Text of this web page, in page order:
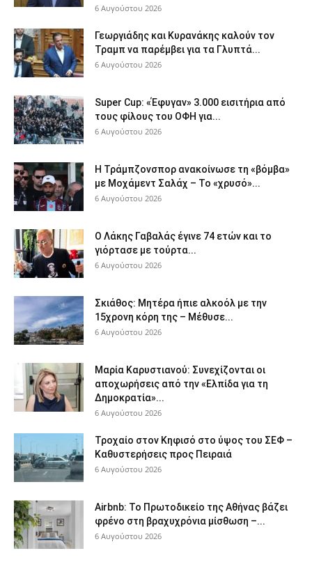
6 Αυγούστου 2026
Γεωργιάδης και Κυρανάκης καλούν τον
Τραμπ να παρέμβει για τα Γλυπτά...
6 Αυγούστου 2026
Super Cup: «Έφυγαν» 3.000 εισιτήρια από
τους φίλους του ΟΦΗ για...
6 Αυγούστου 2026
Η Τράμπζονσπορ ανακοίνωσε τη «βόμβα»
με Μοχάμεντ Σαλάχ – Το «χρυσό»...
6 Αυγούστου 2026
Ο Λάκης Γαβαλάς έγινε 74 ετών και το
γιόρτασε με τούρτα...
6 Αυγούστου 2026
Σκιάθος: Μητέρα ήπιε αλκοόλ με την
15χρονη κόρη της – Μέθυσε...
6 Αυγούστου 2026
Μαρία Καρυστιανού: Συνεχίζονται οι
αποχωρήσεις από την «Ελπίδα για τη
Δημοκρατία»...
6 Αυγούστου 2026
Τροχαίο στον Κηφισό στο ύψος του ΣΕΦ –
Καθυστερήσεις προς Πειραιά
6 Αυγούστου 2026
Airbnb: Το Πρωτοδικείο της Αθήνας βάζει
φρένο στη βραχυχρόνια μίσθωση –...
6 Αυγούστου 2026